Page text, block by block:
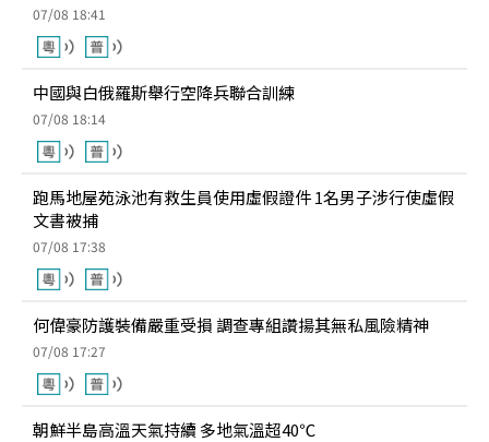
07/08 18:41
中國與白俄羅斯舉行空降兵聯合訓練
07/08 18:14
跑馬地屋苑泳池有救生員使用虛假證件 1名男子涉行使虛假
文書被捕
07/08 17:38
何偉豪防護裝備嚴重受損 調查專組讚揚其無私風險精神
07/08 17:27
朝鮮半島高溫天氣持續 多地氣溫超40℃